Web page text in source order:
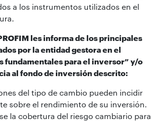
a los instrumentos utilizados en el
les informa de los principales
por la entidad gestora en el
fundamentales para el inversor” y/o
al fondo de inversión descrito:
del tipo de cambio pueden incidir
sobre el rendimiento de su inversión.
la cobertura del riesgo cambiario para